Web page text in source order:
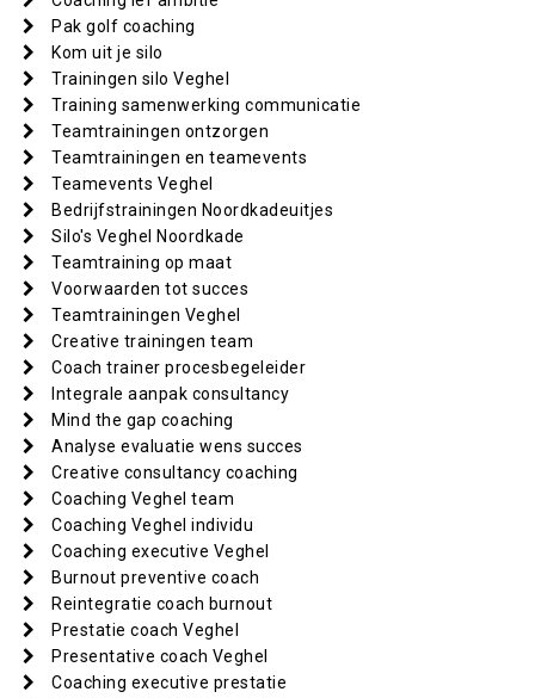
Pak golf coaching
Kom uit je silo
Trainingen silo Veghel
Training samenwerking communicatie
Teamtrainingen ontzorgen
Teamtrainingen en teamevents
Teamevents Veghel
Bedrijfstrainingen Noordkadeuitjes
Silo's Veghel Noordkade
Teamtraining op maat
Voorwaarden tot succes
Teamtrainingen Veghel
Creative trainingen team
Coach trainer procesbegeleider
Integrale aanpak consultancy
Mind the gap coaching
Analyse evaluatie wens succes
Creative consultancy coaching
Coaching Veghel team
Coaching Veghel individu
Coaching executive Veghel
Burnout preventive coach
Reintegratie coach burnout
Prestatie coach Veghel
Presentative coach Veghel
Coaching executive prestatie